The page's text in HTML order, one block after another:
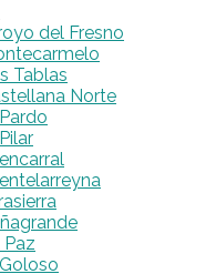
del Fresno
Tablas
Norte
Paz